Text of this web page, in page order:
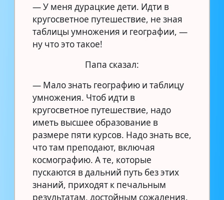
— У меня дурацкие дети. Идти в
кругосветное путешествие, не зная
таблицы умножения и географии, —
ну что это такое!
Папа сказал:
— Мало знать географию и таблицу
умножения. Чтоб идти в
кругосветное путешествие, надо
иметь высшее образование в
размере пяти курсов. Надо знать все,
что там преподают, включая
космографию. А те, которые
пускаются в дальний путь без этих
знаний, приходят к печальным
результатам, достойным сожаления.